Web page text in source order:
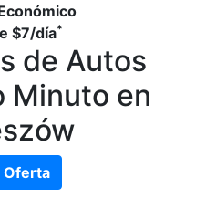
$7/día*
de Autos
Minuto en
Oferta